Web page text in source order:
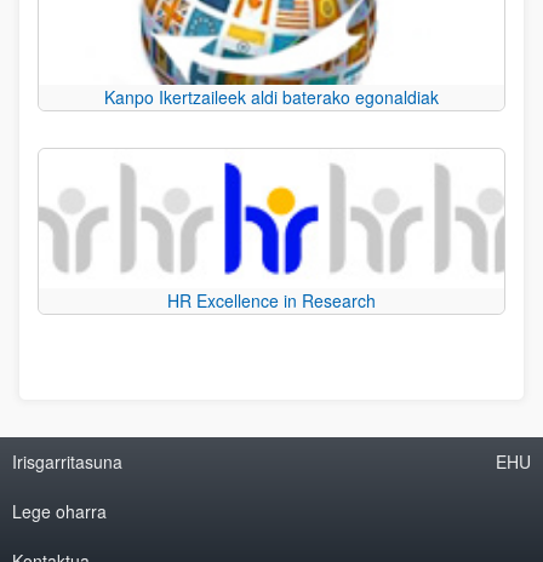
Kanpo Ikertzaileek aldi baterako egonaldiak
HR Excellence in Research
Irisgarritasuna
Lege oharra
EHU